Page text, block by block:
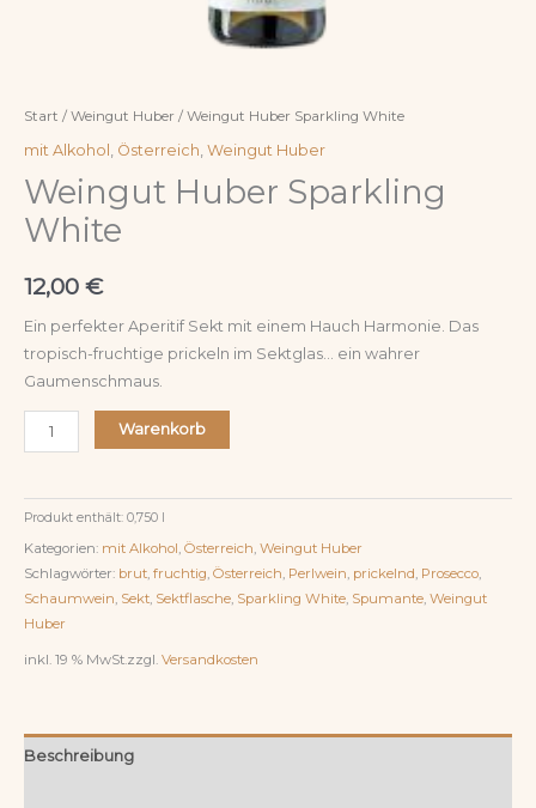
Start / Weingut Huber / Weingut Huber Sparkling White
mit Alkohol Österreich Weingut Huber
Weingut Huber Sparkling
White
12,00 €
Ein perfekter Aperitif Sekt mit einem Hauch Harmonie. Das
tropisch-fruchtige prickeln im Sektglas… ein wahrer
Gaumenschmaus.
Warenkorb
Produkt enthält: 0,750 l
Kategorien: mit Alkohol, Österreich, Weingut Huber
Schlagwörter: brut, fruchtig, Österreich, Perlwein, prickelnd, Prosecco,
Schaumwein, Sekt, Sektflasche, Sparkling White, Spumante, Weingut
Huber
inkl. 19 % MwSt.zzgl. Versandkosten
Beschreibung